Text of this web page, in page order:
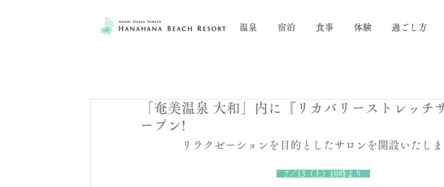
温泉 宿泊 食事 体験 過ごし方
「奄美温泉 大和」内に『リカバリーストレッチ
ープン!
リラクゼーションを目的としたサロンを 開設いたし
7／13（土）10時より